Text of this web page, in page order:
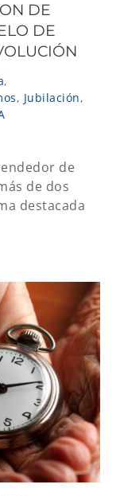
DE
DE
,
, Jubilación,
de
de dos
destacada